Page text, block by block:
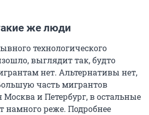
же люди
технологического
выглядит так, будто
нет. Альтернативы нет,
часть мигрантов
Москва и Петербург, в остальные
намного реже. Подробнее